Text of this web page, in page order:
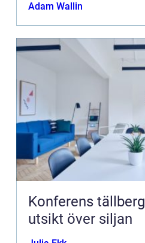
Adam Wallin
Konferens tällberg möten med
utsikt över siljan